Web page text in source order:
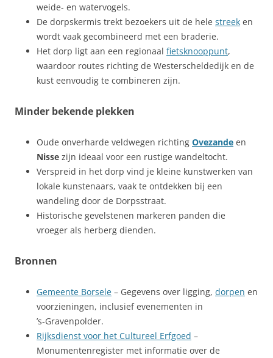
weide- en watervogels.
De dorpskermis trekt bezoekers uit de hele streek en
wordt vaak gecombineerd met een braderie.
Het dorp ligt aan een regionaal fietsknooppunt,
waardoor routes richting de Westerscheldedijk en de
kust eenvoudig te combineren zijn.
Minder bekende plekken
Oude onverharde veldwegen richting Ovezande en
Nisse zijn ideaal voor een rustige wandeltocht.
Verspreid in het dorp vind je kleine kunstwerken van
lokale kunstenaars, vaak te ontdekken bij een
wandeling door de Dorpsstraat.
Historische gevelstenen markeren panden die
vroeger als herberg dienden.
Bronnen
Gemeente Borsele – Gegevens over ligging, dorpen en
voorzieningen, inclusief evenementen in
’s‑Gravenpolder.
Rijksdienst voor het Cultureel Erfgoed –
Monumentenregister met informatie over de